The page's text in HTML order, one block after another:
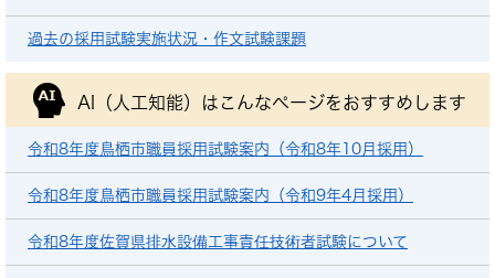
過去の採用試験実施状況・作文試験課題
AI（人工知能）は こんなページをおすすめします
令和8年度鳥栖市職員採用試験案内（令和8年10月採用）
令和8年度鳥栖市職員採用試験案内（令和9年4月採用）
令和8年度佐賀県排水設備工事責任技術者試験について